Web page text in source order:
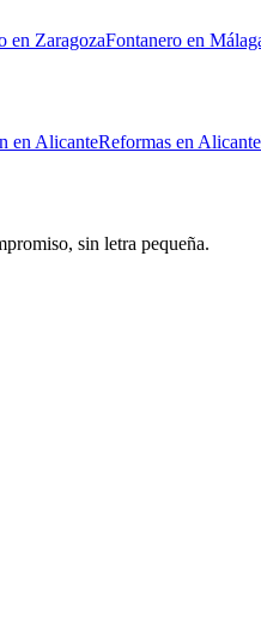
en ZaragozaFontanero en
en AlicanteReformas en Alicante
sin letra pequeña.